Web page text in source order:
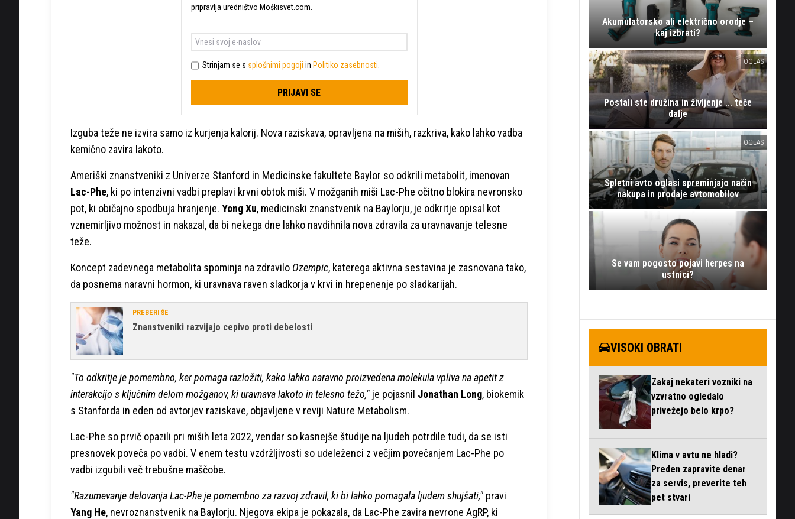
pripravlja uredništvo Moškisvet.com.
Strinjam se s splošnimi pogoji in Politiko zasebnosti
PRIJAVI SE
Izguba teže ne izvira samo iz kurjenja kalorij. Nova raziskava, opravljena na miših, razkriva, kako lahko vadba
kemično zavira lakoto.
Ameriški znanstveniki z Univerze Stanford in Medicinske fakultete Baylor so odkrili metabolit, imenovan
Lac-Phe, ki po intenzivni vadbi preplavi krvni obtok miši. V možganih miši Lac-Phe očitno blokira nevronsko
pot, ki običajno spodbuja hranjenje. Yong Xu, medicinski znanstvenik na Baylorju, je odkritje opisal kot
vznemirljivo možnost in nakazal, da bi nekega dne lahko navdihnila nova zdravila za uravnavanje telesne
teže.
Koncept zadevnega metabolita spominja na zdravilo Ozempic, katerega aktivna sestavina je zasnovana tako,
da posnema naravni hormon, ki uravnava raven sladkorja v krvi in hrepenenje po sladkarijah.
PREBERI ŠE
Znanstveniki razvijajo cepivo proti debelosti
"To odkritje je pomembno, ker pomaga razložiti, kako lahko naravno proizvedena molekula vpliva na apetit z
interakcijo s ključnim delom možganov, ki uravnava lakoto in telesno težo," je pojasnil Jonathan Long, biokemik
s Stanforda in eden od avtorjev raziskave, objavljene v reviji Nature Metabolism.
Lac-Phe so prvič opazili pri miših leta 2022, vendar so kasnejše študije na ljudeh potrdile tudi, da se isti
presnovek poveča po vadbi. V enem testu vzdržljivosti so udeleženci z večjim povečanjem Lac-Phe po
vadbi izgubili več trebušne maščobe.
"Razumevanje delovanja Lac-Phe je pomembno za razvoj zdravil, ki bi lahko pomagala ljudem shujšati," pravi
Yang He, nevroznanstvenik na Baylorju. Njegova ekipa je pokazala, da Lac-Phe zavira nevrone AgRP, ki
Akumulatorsko ali električno orodje –
kaj izbrati?
OGLAS
Postali ste družina in življenje ... teče
dalje
OGLAS
Spletni avto oglasi spreminjajo način
nakupa in prodaje avtomobilov
Se vam pogosto pojavi herpes na
ustnici?
VISOKI OBRATI
Zakaj nekateri vozniki na
vzvratno ogledalo
privežejo belo krpo?
Klima v avtu ne hladi?
Preden zapravite denar
za servis, preverite teh
pet stvari